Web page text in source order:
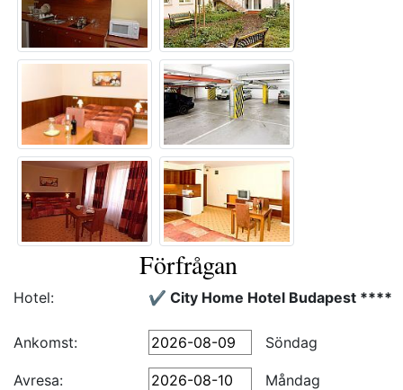
Förfrågan
Hotel: ✔️ City Home Hotel Budapest ****
Ankomst: Söndag
Avresa:
Måndag